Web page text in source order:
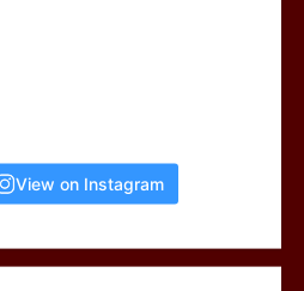
View on Instagram